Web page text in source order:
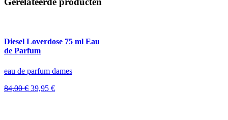
Diesel Loverdose 75 ml Eau
de Parfum
eau de parfum dames
84,00€ Oorspronkelijke
39,95 €Huidige